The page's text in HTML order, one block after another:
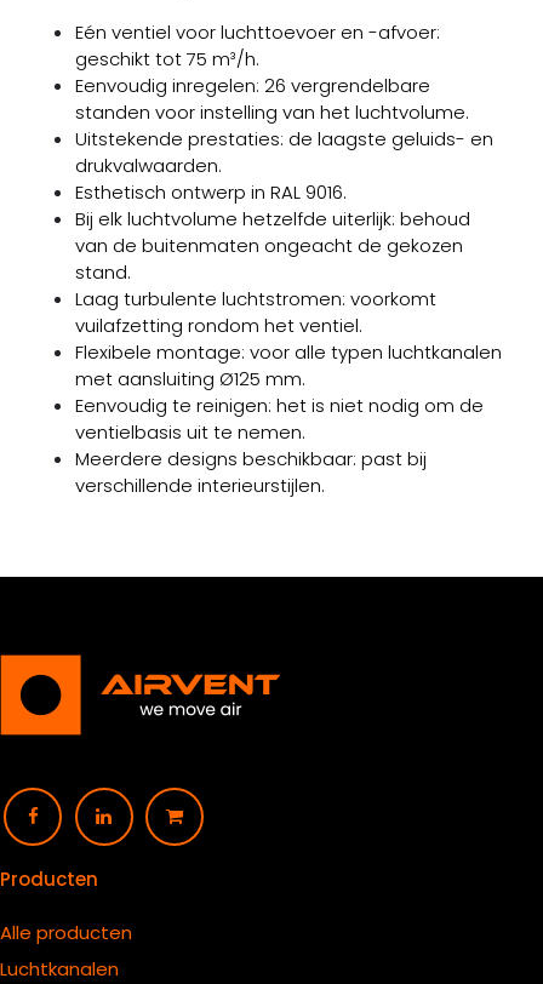
Eén ventiel voor luchttoevoer en -afvoer:
geschikt tot 75 m³/h.
Eenvoudig inregelen: 26 vergrendelbare
standen voor instelling van het luchtvolume.
Uitstekende prestaties: de laagste geluids- en
drukvalwaarden.
Esthetisch ontwerp in RAL 9016.
Bij elk luchtvolume hetzelfde uiterlijk: behoud
van de buitenmaten ongeacht de gekozen
stand.
Laag turbulente luchtstromen: voorkomt
vuilafzetting rondom het ventiel.
Flexibele montage: voor alle typen luchtkanalen
met aansluiting Ø125 mm.
Eenvoudig te reinigen: het is niet nodig om de
ventielbasis uit te nemen.
Meerdere designs beschikbaar: past bij
verschillende interieurstijlen.
Producten
Alle producten
Luchtkanalen